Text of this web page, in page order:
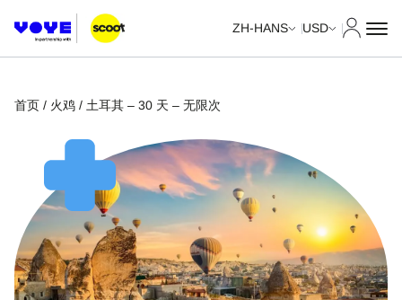
ZH-HANS USD
首页 / 火鸡 / 土耳其 – 30 天 – 无限次